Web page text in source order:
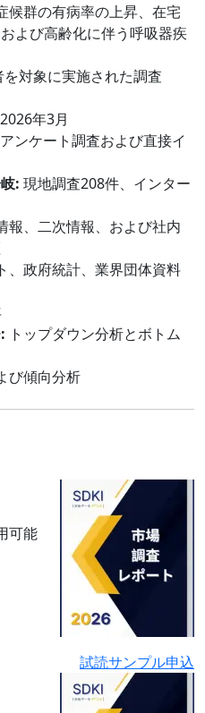
候群の有病率の上昇、在宅
よび高齢化に伴う呼吸器疾
対象に実施された調査
年3月
ンケート調査および直接イ
: 現地調査208件、インター
報、二次情報、および社内
、政府統計、業界団体資料
トップダウン分析とボトム
び傾向分析
可能
試読サンプル申込